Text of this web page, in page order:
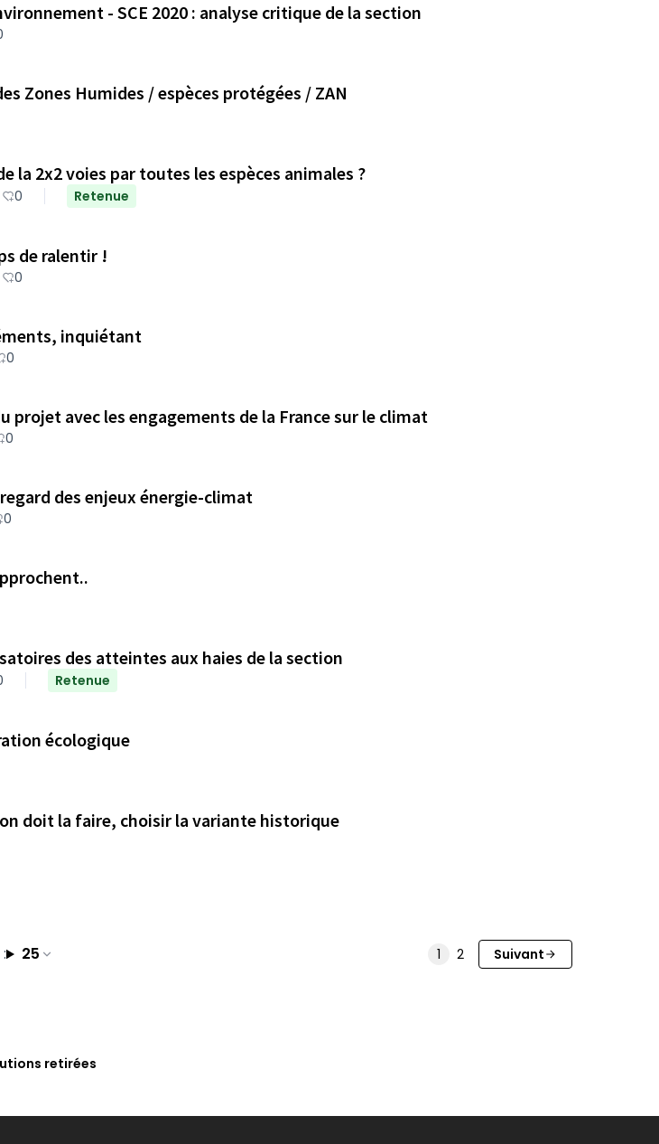
- SCE 2020 : analyse critique de la section
Zones Humides / espèces protégées / ZAN
la 2x2 voies par toutes les espèces animales ?
0 Retenue
de ralentir !
0
inquiétant
0
projet avec les engagements de la France sur le climat
0
des enjeux énergie-climat
0
des atteintes aux haies de la section
Retenue
écologique
doit la faire, choisir la variante historique
25 1 2 Suivant
retirées